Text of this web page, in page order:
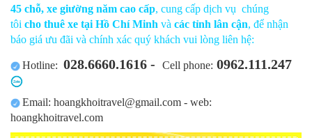
45 chỗ, xe giường năm cao cấp, cung cấp dịch vụ chúng
tôi cho thuê xe tại Hồ Chí Minh và các tỉnh lân cận, để nhận
báo giá ưu đãi và chính xác quý khách vui lòng liên hệ:
Hotline: 028.6660.1616 - Cell phone: 0962.111.247
Email: hoangkhoitravel@gmail.com - web:
hoangkhoitravel.com